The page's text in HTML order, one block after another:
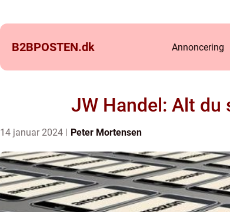
B2BPOSTEN.dk Annoncering
JW Handel: Alt du
14 januar 2024 Peter Mortensen